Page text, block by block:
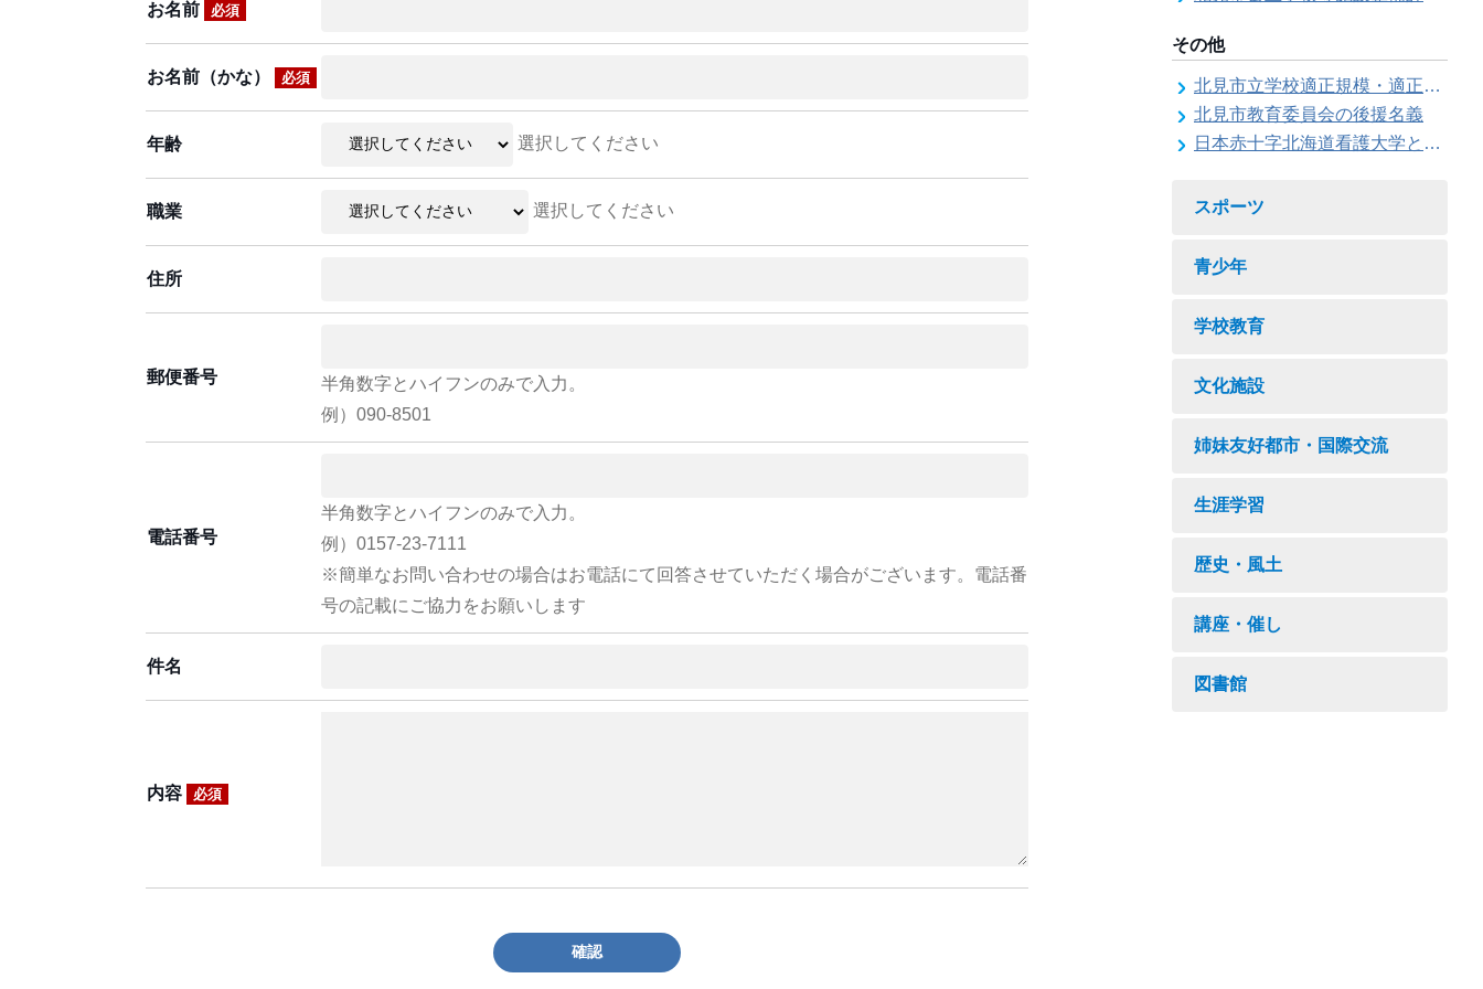
お名前 必須
お名前（かな） 必須
年齢 選択してください
職業 選択してください
住所
郵便番号
半角数字とハイフンのみで入力。
例）090-8501
電話番号
半角数字とハイフンのみで入力。
例）0157-23-7111
※簡単なお問い合わせの場合はお電話にて回答させていただく場合がございます。電話番
号の記載にご協力をお願いします
件名
内容 必須
確認
その他
北見市立学校適正規模・適正配置検討委員会
北見市教育委員会の後援名義
日本赤十字北海道看護大学と北見市教育委員会との連携協力に関する協定の締結
スポーツ
青少年
学校教育
文化施設
姉妹友好都市・国際交流
生涯学習
歴史・風土
講座・催し
図書館